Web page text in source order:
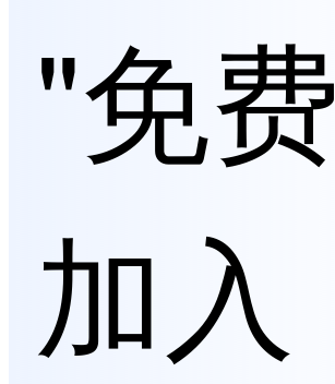
"免费
加入